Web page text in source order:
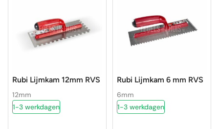
Rubi Lijmkam 12mm RVS
12mm
1-3 werkdagen
Rubi Lijmkam 6 mm RVS
6mm
1-3 werkdagen